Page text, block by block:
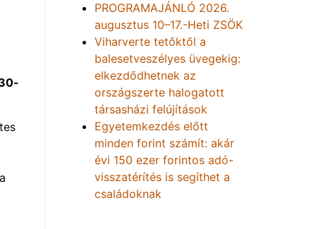
PROGRAMAJÁNLÓ 2026.
augusztus 10–17.-Heti ZSÖK
Viharverte tetőktől a
balesetveszélyes üvegekig:
elkezdődhetnek az
országszerte halogatott
társasházi felújítások
Egyetemkezdés előtt
minden forint számít: akár
évi 150 ezer forintos adó-
visszatérítés is segíthet a
családoknak